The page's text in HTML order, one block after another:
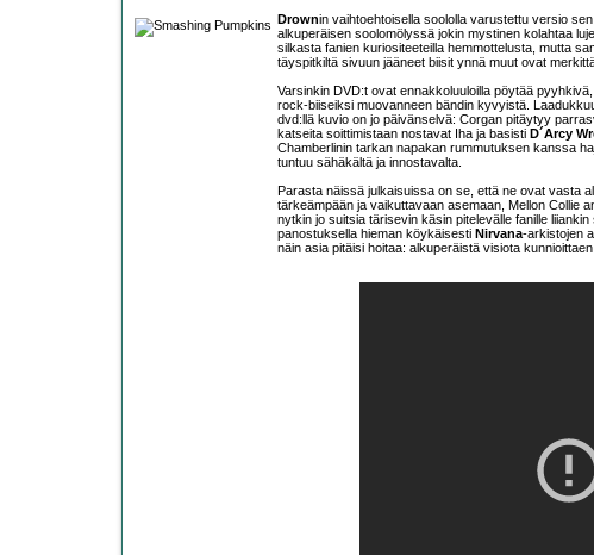
Drownin vaihtoehtoisella soololla varustettu versio
alkuperäisen soolomölyssä jokin mystinen kolahtaa
silkasta fanien kuriositeeteilla hemmottelusta, mutta
täyspitkiltä sivuun jääneet biisit ynnä muut ovat
Varsinkin DVD:t ovat ennakkoluuloilla pöytää
rock-biiseiksi muovanneen bändin kyvyistä.
dvd:llä kuvio on jo päivänselvä: Corgan pitäytyy
katseita soittimistaan nostavat Iha ja basisti D´Arcy
Chamberlinin tarkan napakan rummutuksen kanssa
tuntuu sähäkältä ja innostavalta.
Parasta näissä julkaisuissa on se, että ne ovat vasta
tärkeämpään ja vaikuttavaan asemaan, Mellon Collie
nytkin jo suitsia tärisevin käsin pitelevälle fanille
panostuksella hieman köykäisesti Nirvana-arkistojen
näin asia pitäisi hoitaa: alkuperäistä visiota